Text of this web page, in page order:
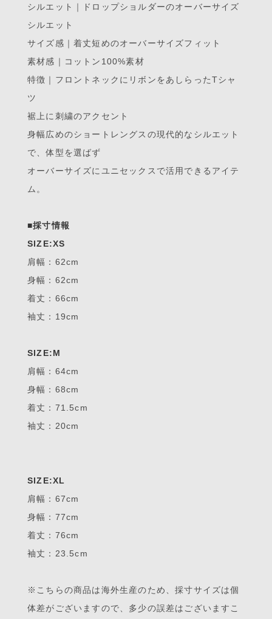
シルエット｜ドロップショルダーのオーバーサイズ
シルエット
サイズ感｜着丈短めのオーバーサイズフィット
素材感｜コットン100%素材
特徴｜フロントネックにリボンをあしらったTシャ
ツ
裾上に刺繍のアクセント
身幅広めのショートレングスの現代的なシルエット
で、体型を選ばず
オーバーサイズにユニセックスで活用できるアイテ
ム。
■採寸情報
SIZE:XS
肩幅：62cm
身幅：62cm
着丈：66cm
袖丈：19cm
SIZE:M
肩幅：64cm
身幅：68cm
着丈：71.5cm
袖丈：20cm
SIZE:XL
肩幅：67cm
身幅：77cm
着丈：76cm
袖丈：23.5cm
※こちらの商品は海外生産のため、採寸サイズは個
体差がございますので、多少の誤差はございますこ